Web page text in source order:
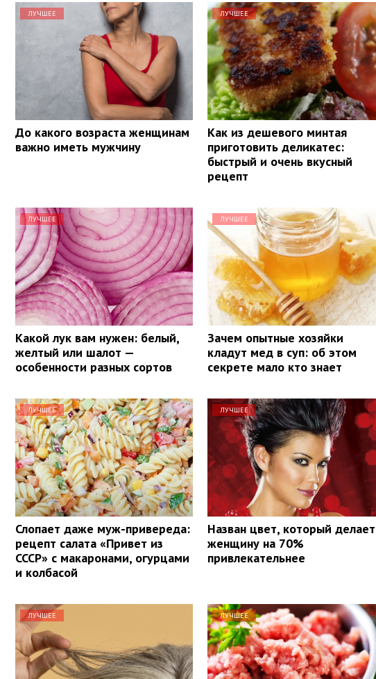
ЛУЧШЕЕ
До какого возраста женщинам
важно иметь мужчину
ЛУЧШЕЕ
Как из дешевого минтая
приготовить деликатес:
быстрый и очень вкусный
рецепт
ЛУЧШЕЕ
Какой лук вам нужен: белый,
желтый или шалот —
особенности разных сортов
ЛУЧШЕЕ
Зачем опытные хозяйки
кладут мед в суп: об этом
секрете мало кто знает
ЛУЧШЕЕ
Слопает даже муж-привереда:
рецепт салата «Привет из
СССР» с макаронами, огурцами
и колбасой
ЛУЧШЕЕ
Назван цвет, который делает
женщину на 70%
привлекательнее
ЛУЧШЕЕ ЛУЧШЕЕ